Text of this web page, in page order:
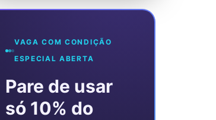
VAGA COM CONDIÇÃO
ESPECIAL ABERTA
Pare de usar
só 10% do